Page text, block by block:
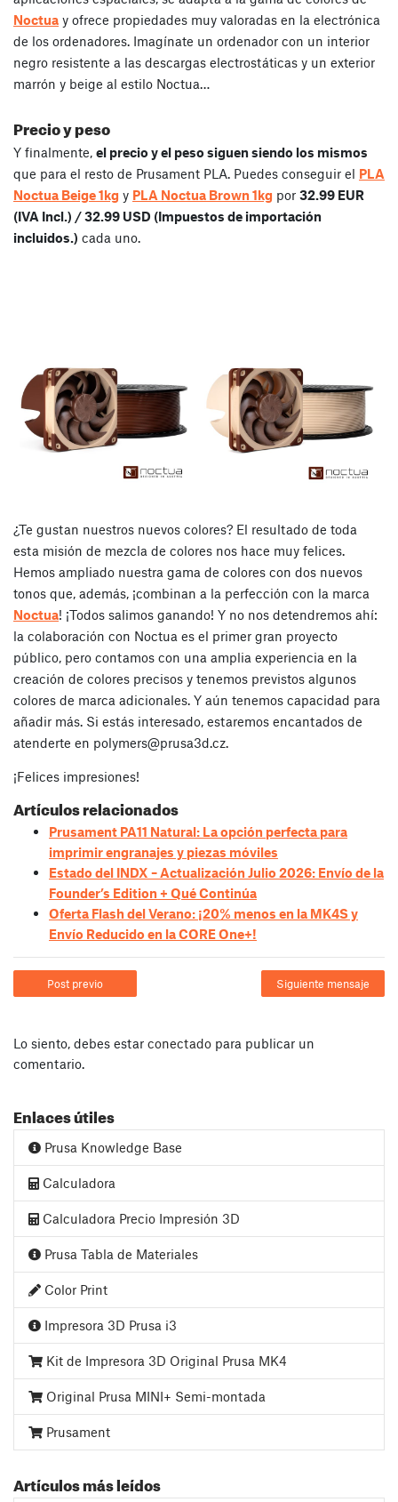
Noctua y ofrece propiedades muy valoradas en la electrónica
de los ordenadores. Imagínate un ordenador con un interior
negro resistente a las descargas electrostáticas y un exterior
marrón y beige al estilo Noctua…
Precio y peso
Y finalmente, el precio y el peso siguen siendo los mismos
que para el resto de Prusament PLA. Puedes conseguir el PLA
Noctua Beige 1kg y PLA Noctua Brown 1kg por 32.99 EUR
(IVA Incl.) / 32.99 USD (Impuestos de importación
incluidos.) cada uno.
¿Te gustan nuestros nuevos colores? El resultado de toda
esta misión de mezcla de colores nos hace muy felices.
Hemos ampliado nuestra gama de colores con dos nuevos
tonos que, además, ¡combinan a la perfección con la marca
Noctua! ¡Todos salimos ganando! Y no nos detendremos ahí:
la colaboración con Noctua es el primer gran proyecto
público, pero contamos con una amplia experiencia en la
creación de colores precisos y tenemos previstos algunos
colores de marca adicionales. Y aún tenemos capacidad para
añadir más. Si estás interesado, estaremos encantados de
atenderte en polymers@prusa3d.cz.
¡Felices impresiones!
Artículos relacionados
Prusament PA11 Natural: La opción perfecta para
imprimir engranajes y piezas móviles
Estado del INDX – Actualización Julio 2026: Envío de la
Founder’s Edition + Qué Continúa
Oferta Flash del Verano: ¡20% menos en la MK4S y
Envío Reducido en la CORE One+!
Post previo Siguiente mensaje
Lo siento, debes estar conectado para publicar un
comentario.
Enlaces útiles
Prusa Knowledge Base
Calculadora
Calculadora Precio Impresión 3D
Prusa Tabla de Materiales
Color Print
Impresora 3D Prusa i3
Kit de Impresora 3D Original Prusa MK4
Original Prusa MINI+ Semi-montada
Prusament
Artículos más leídos